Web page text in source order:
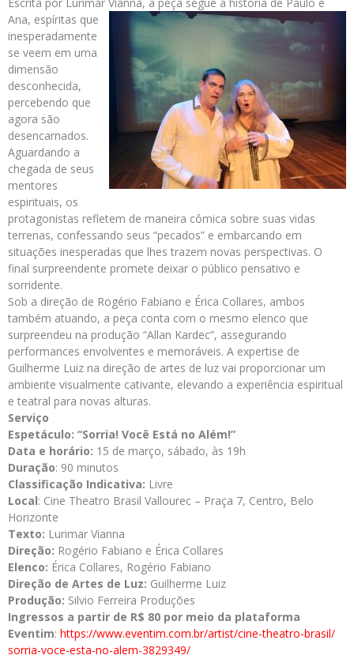
Ana, espíritas que
inesperadamente
se veem em uma
dimensão
desconhecida,
percebendo que
agora são
desencarnados.
Aguardando a
chegada de seus
mentores
espirituais, os
protagonistas refletem de maneira cômica sobre suas vidas
terrenas, confessando seus “pecados” e embarcando em
situações inesperadas que lhes trazem novas perspectivas. O
final surpreendente promete deixar o público pensativo e
sorridente.
Sob a direção de Rogério Fabiano e Érica Collares, ambos
também atuando, a peça conta com o mesmo elenco que
surpreendeu na produção “Allan Kardec”, assegurando
performances envolventes e memoráveis. A expertise de
Guilherme Luiz na direção de artes de luz vai proporcionar um
ambiente visualmente cativante, elevando a experiência espiritual
e teatral para novas alturas.
Serviço
Espetáculo: “Sorria! Você Está no Além!”
Data e horário: 15 de março, sábado, às 19h
Duração: 90 minutos
Classificação Indicativa: Livre
Local: Cine Theatro Brasil Vallourec – Praça 7, Centro, Belo
Horizonte
Texto: Lurimar Vianna
Direção: Rogério Fabiano e Érica Collares
Elenco: Érica Collares, Rogério Fabiano
Direção de Artes de Luz: Guilherme Luiz
Produção: Silvio Ferreira Produções
Ingressos a partir de R$ 80 por meio da plataforma
Eventim: https://www.eventim.com.br/artist/cine-theatro-brasil/
sorria-voce-esta-no-alem-3829349/